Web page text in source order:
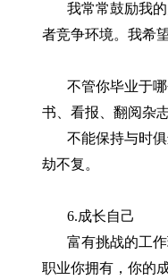
我常常鼓励我
者竞争环境。我希
不管你毕业于
书、看报、翻阅杂
不能保持与时
劫不复。
6.成长自己
富有挑战的工
职业你拥有，你的